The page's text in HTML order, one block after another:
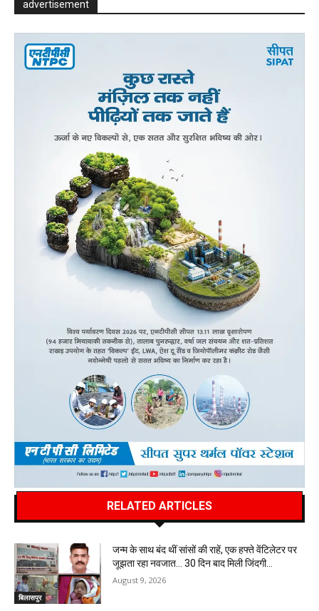
advertisement
RELATED ARTICLES
बिलासपुर
जन्म के साथ बंद थीं सांसों की राहें, एक हफ्ते वेंटिलेटर पर
जूझता रहा नवजात… 30 दिन बाद मिली जिंदगी…
August 9, 2026